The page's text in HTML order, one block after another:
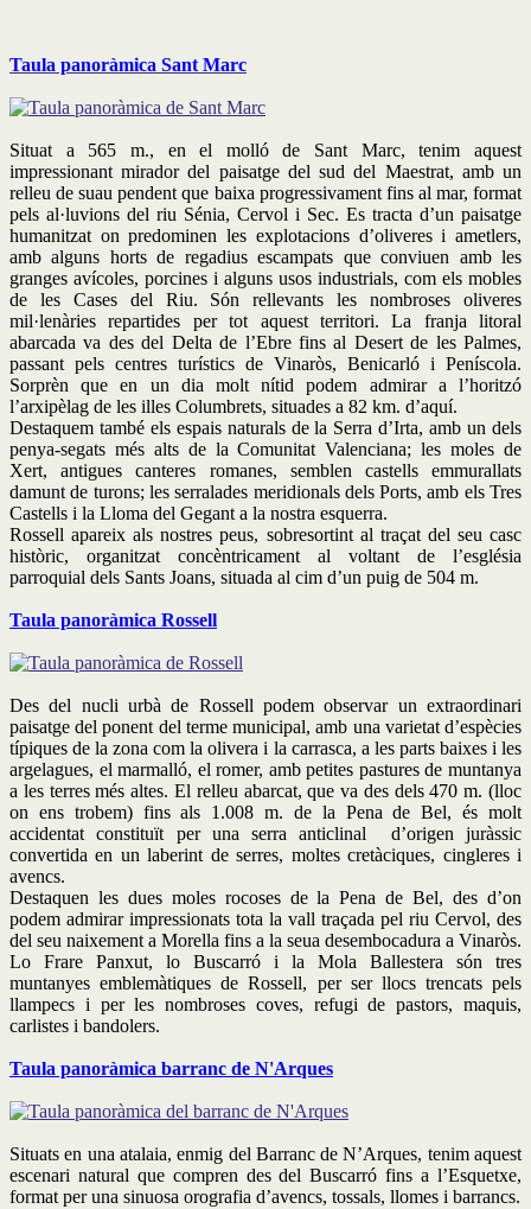
Taula panoràmica Sant Marc
Situat a 565 m., en el molló de Sant Marc, tenim aquest
impressionant mirador del paisatge del sud del Maestrat, amb un
relleu de suau pendent que baixa progressivament fins al mar, format
pels al·luvions del riu Sénia, Cervol i Sec. Es tracta d’un paisatge
humanitzat on predominen les explotacions d’oliveres i ametlers,
amb alguns horts de regadius escampats que conviuen amb les
granges avícoles, porcines i alguns usos industrials, com els mobles
de les Cases del Riu. Són rellevants les nombroses oliveres
mil·lenàries repartides per tot aquest territori. La franja litoral
abarcada va des del Delta de l’Ebre fins al Desert de les Palmes,
passant pels centres turístics de Vinaròs, Benicarló i Peníscola.
Sorprèn que en un dia molt nítid podem admirar a l’horitzó
l’arxipèlag de les illes Columbrets, situades a 82 km. d’aquí.
Destaquem també els espais naturals de la Serra d’Irta, amb un dels
penya-segats més alts de la Comunitat Valenciana; les moles de
Xert, antigues canteres romanes, semblen castells emmurallats
damunt de turons; les serralades meridionals dels Ports, amb els Tres
Castells i la Lloma del Gegant a la nostra esquerra.
Rossell apareix als nostres peus, sobresortint al traçat del seu casc
històric, organitzat concèntricament al voltant de l’església
parroquial dels Sants Joans, situada al cim d’un puig de 504 m.
Taula panoràmica Rossell
Des del nucli urbà de Rossell podem observar un extraordinari
paisatge del ponent del terme municipal, amb una varietat d’espècies
típiques de la zona com la olivera i la carrasca, a les parts baixes i les
argelagues, el marmalló, el romer, amb petites pastures de muntanya
a les terres més altes. El relleu abarcat, que va des dels 470 m. (lloc
on ens trobem) fins als 1.008 m. de la Pena de Bel, és molt
accidentat constituït per una serra anticlinal d’origen juràssic
convertida en un laberint de serres, moltes cretàciques, cingleres i
avencs.
Destaquen les dues moles rocoses de la Pena de Bel, des d’on
podem admirar impressionats tota la vall traçada pel riu Cervol, des
del seu naixement a Morella fins a la seua desembocadura a Vinaròs.
Lo Frare Panxut, lo Buscarró i la Mola Ballestera són tres
muntanyes emblemàtiques de Rossell, per ser llocs trencats pels
llampecs i per les nombroses coves, refugi de pastors, maquis,
carlistes i bandolers.
Taula panoràmica barranc de N'Arques
Situats en una atalaia, enmig del Barranc de N’Arques, tenim aquest
escenari natural que compren des del Buscarró fins a l’Esquetxe,
format per una sinuosa orografia d’avencs, tossals, llomes i barrancs.